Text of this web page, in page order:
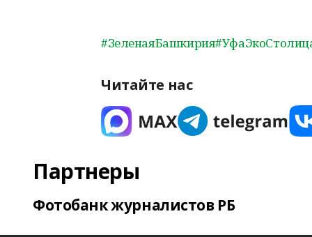
#ЗеленаяБашкирия
Читайте нас
Партнеры
Фотобанк журналистов РБ